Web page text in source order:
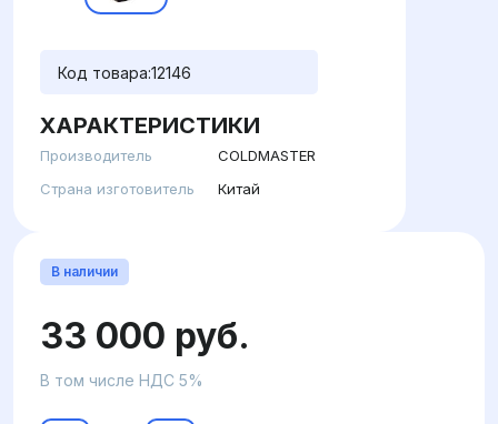
Код товара:12146
ХАРАКТЕРИСТИКИ
Производитель
COLDMASTER
Страна изготовитель
Китай
В наличии
33 000 руб.
В том числе НДС 5%